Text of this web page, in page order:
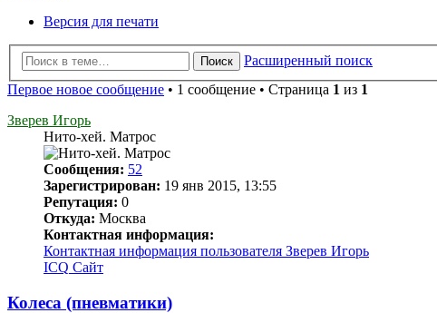
Версия для печати
Поиск
Расширенный поиск
Первое новое сообщение • 1 сообщение • Страница 1 из 1
Зверев Игорь
Нито-хей. Матрос
Сообщения: 52
Зарегистрирован: 19 янв 2015, 13:55
Репутация: 0
Откуда: Москва
Контактная информация:
Контактная информация пользователя Зверев Игорь
ICQ Сайт
Колеса (пневматики)